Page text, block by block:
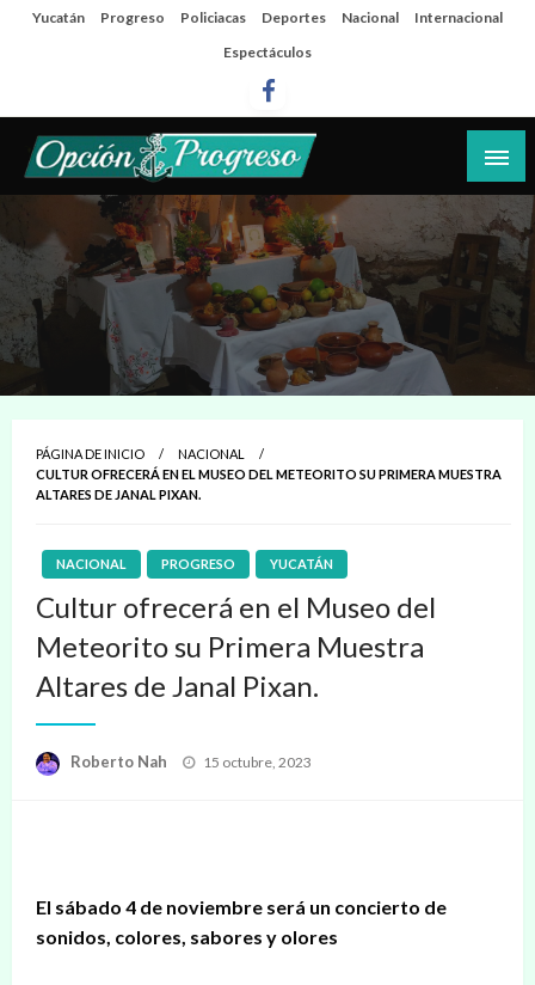
SaltaYucatán Progreso Policiacas Deportes Nacional
Internacional
Espectáculos
Opción Progreso
Las noticias del día a día del puerto
PÁGINA DE INICIO
NACIONAL
CULTUR OFRECERÁ EN EL MUSEO DEL METEORITO SU PRIMERA MUESTRA
ALTARES DE JANAL PIXAN.
NACIONAL PROGRESO YUCATÁN
Cultur ofrecerá en el Museo del
Meteorito su Primera Muestra
Altares de Janal Pixan.
Roberto Nah
Publicado
15 octubre, 2023
El sábado 4 de noviembre será un concierto de
sonidos, colores, sabores y olores